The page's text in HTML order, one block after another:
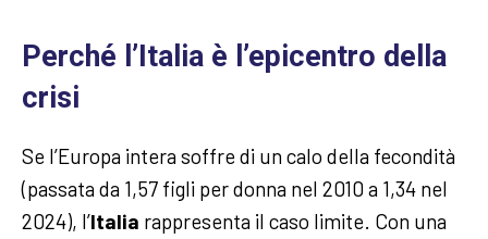
Perché l’Italia è l’epicentro della
crisi
Se l’Europa intera soffre di un calo della fecondità
(passata da 1,57 figli per donna nel 2010 a 1,34 nel
2024), l’Italia rappresenta il caso limite. Con una